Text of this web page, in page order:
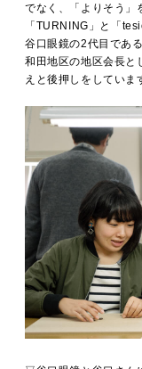
でなく、「よりそう」
「TURNING」と「
谷口眼鏡の2代目であ
和田地区の地区会長と
えと後押しをしていま